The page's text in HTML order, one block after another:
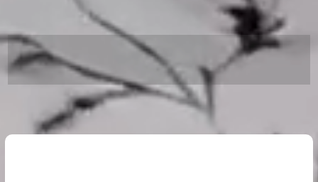
GOLDEN RELAX VIRTUÁLIS
TÚRA